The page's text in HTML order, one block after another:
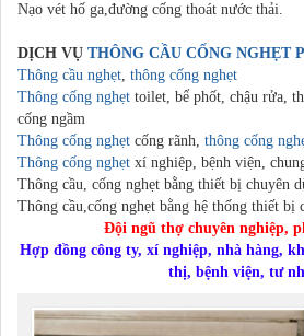
Nạo vét hố ga,đường cống thoát nước thải.
DỊCH VỤ THÔNG CẦU CỐNG NGHẸT
Thông cầu nghẹt, thông cống nghẹt
Thông cống nghẹt toilet, bể phốt, chậu rửa,
cống ngầm
Thông cống nghẹt cống rãnh, thông cống
Thông cống nghẹt xí nghiệp, bệnh viện,
Thông cầu, cống nghẹt bằng thiết bị chuyên
Thông cầu,cống nghẹt bằng hệ thống thiết bị
Đội ngũ thợ chuyên nghiệp,
Hợp đồng công ty, xí nghiệp, nhà hàng,
thị, bệnh viện, tư